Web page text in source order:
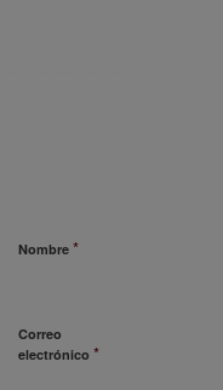
Nombre *
Correo
electrónico *